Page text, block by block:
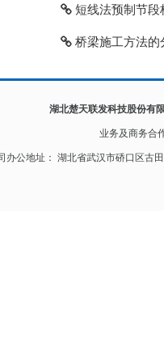
短线法预制节段
桥梁施工方法的
湖北楚天联发科技股份有
业务及商务合
办公地址： 湖北省武汉市硚口区古